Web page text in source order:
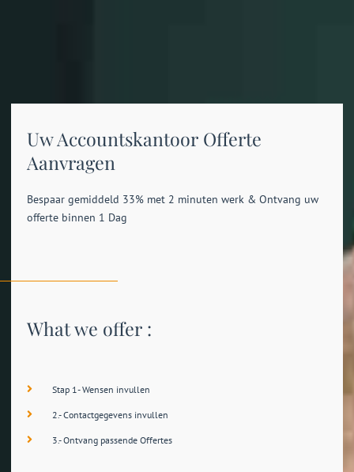
Uw Accountskantoor Offerte
Aanvragen
Bespaar gemiddeld 33% met 2 minuten werk & Ontvang uw
offerte binnen 1 Dag
What we offer :
Stap 1- Wensen invullen
2.- Contactgegevens invullen
3.- Ontvang passende Offertes